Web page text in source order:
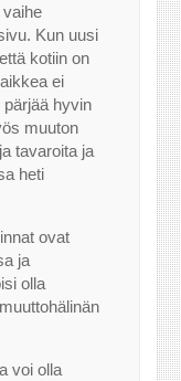
Kun uusi
kotiin on
ei
hyvin
muuton
tavaroita ja
heti
ovat
ja
olla
voi olla